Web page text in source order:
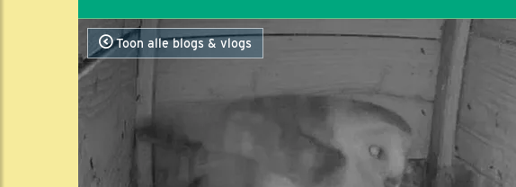
Toon alle blogs & vlogs